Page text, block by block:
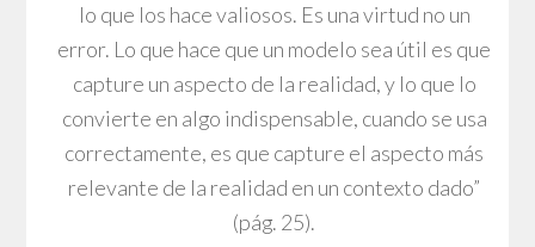
lo que los hace valiosos. Es una virtud no un
error. Lo que hace que un modelo sea útil es que
capture un aspecto de la realidad, y lo que lo
convierte en algo indispensable, cuando se usa
correctamente, es que capture el aspecto más
relevante de la realidad en un contexto dado”
(pág. 25).